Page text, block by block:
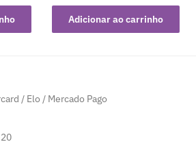
Adicionar ao carrinho
/ Elo / Mercado Pago